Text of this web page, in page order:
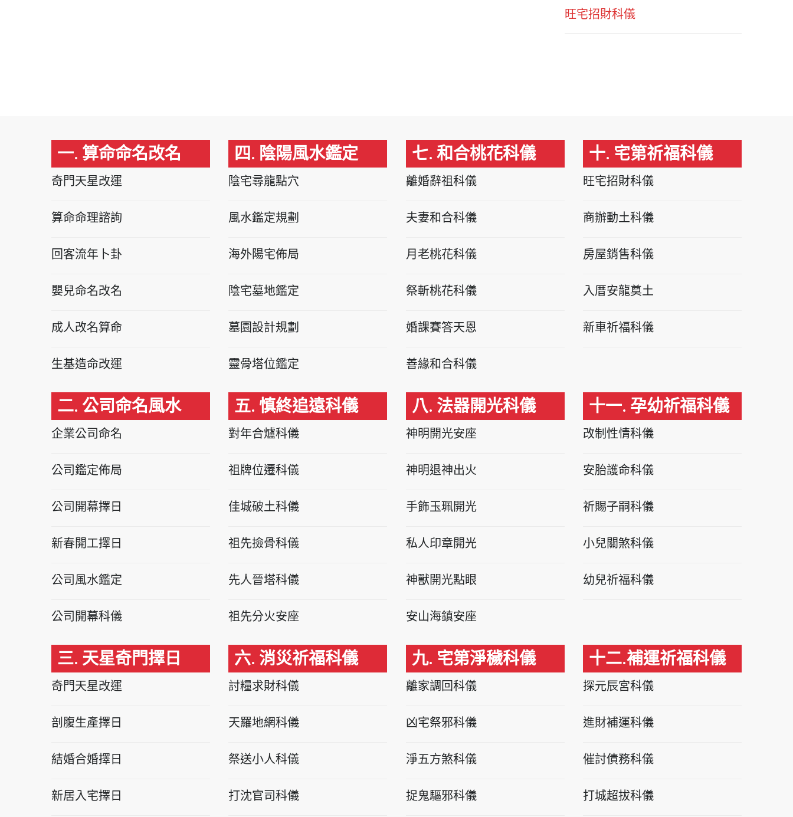
旺宅招財科儀
一. 算命命名改名
奇門天星改運
算命命理諮詢
回客流年卜卦
嬰兒命名改名
成人改名算命
生基造命改運
二. 公司命名風水
企業公司命名
公司鑑定佈局
公司開幕擇日
新春開工擇日
公司風水鑑定
公司開幕科儀
三. 天星奇門擇日
奇門天星改運
剖腹生產擇日
結婚合婚擇日
新居入宅擇日
四. 陰陽風水鑑定
陰宅尋龍點穴
風水鑑定規劃
海外陽宅佈局
陰宅墓地鑑定
墓園設計規劃
靈骨塔位鑑定
五. 慎終追遠科儀
對年合爐科儀
祖牌位遷科儀
佳城破土科儀
祖先撿骨科儀
先人晉塔科儀
祖先分火安座
六. 消災祈福科儀
討糧求財科儀
天羅地網科儀
祭送小人科儀
打沈官司科儀
七. 和合桃花科儀
離婚辭祖科儀
夫妻和合科儀
月老桃花科儀
祭斬桃花科儀
婚課賽答天恩
善緣和合科儀
八. 法器開光科儀
神明開光安座
神明退神出火
手飾玉珮開光
私人印章開光
神獸開光點眼
安山海鎮安座
九. 宅第淨穢科儀
離家調回科儀
凶宅祭邪科儀
淨五方煞科儀
捉鬼驅邪科儀
十. 宅第祈福科儀
旺宅招財科儀
商辦動土科儀
房屋銷售科儀
入厝安龍奠土
新車祈福科儀
十一. 孕幼祈福科儀
改制性情科儀
安胎護命科儀
祈賜子嗣科儀
小兒關煞科儀
幼兒祈福科儀
十二.補運祈福科儀
探元辰宮科儀
進財補運科儀
催討債務科儀
打城超拔科儀